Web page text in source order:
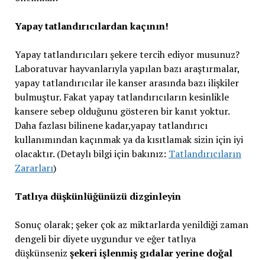
Yapay tatlandırıcılardan kaçının!
Yapay tatlandırıcıları şekere tercih ediyor musunuz?
Laboratuvar hayvanlarıyla yapılan bazı araştırmalar,
yapay tatlandırıcılar ile kanser arasında bazı ilişkiler
bulmuştur. Fakat yapay tatlandırıcıların kesinlikle
kansere sebep olduğunu gösteren bir kanıt yoktur.
Daha fazlası bilinene kadar,yapay tatlandırıcı
kullanımından kaçınmak ya da kısıtlamak sizin için iyi
olacaktır. (Detaylı bilgi için bakınız: Tatlandırıcıların
Zararları)
Tatlıya düşkünlüğünüzü dizginleyin
Sonuç olarak; şeker çok az miktarlarda yenildiği zaman
dengeli bir diyete uygundur ve eğer tatlıya
düşkünseniz şekeri işlenmiş gıdalar yerine doğal